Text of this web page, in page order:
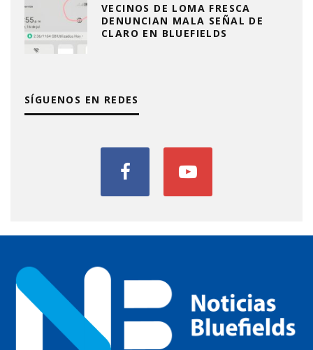
VECINOS DE LOMA FRESCA
DENUNCIAN MALA SEÑAL DE
CLARO EN BLUEFIELDS
SÍGUENOS EN REDES